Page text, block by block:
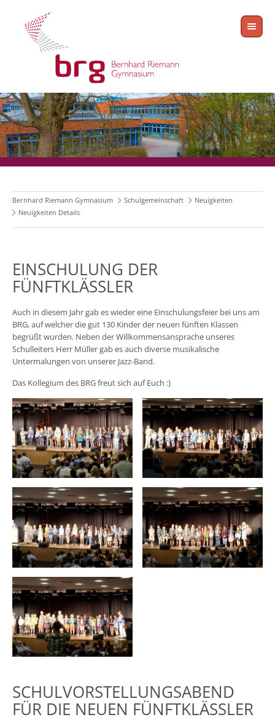
Bernhard Riemann Gymnasium Schulgemeinschaft
Neuigkeiten
Neuigkeiten Details
EINSCHULUNG DER
FÜNFTKLÄSSLER
Auch in diesem Jahr gab es wieder eine Einschulungsfeier bei uns am
BRG, auf welcher die gut 130 Kinder der neuen fünften Klassen
begrüßt wurden. Neben der Willkommensansprache unseres
Schulleiters Herr Müller gab es auch diverse musikalische
Untermalungen von unserer Jazz-Band.
Das Kollegium des BRG freut sich auf Euch :)
SCHULVORSTELLUNGSABEND
FÜR DIE NEUEN FÜNFTKLÄSSLER